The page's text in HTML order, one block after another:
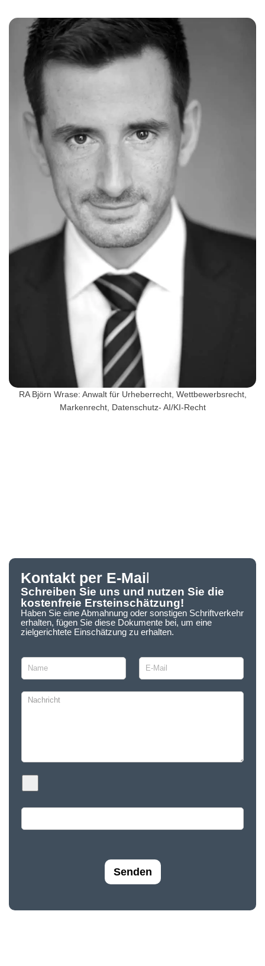
RA Björn Wrase: Anwalt für Urheberrecht, Wettbewerbsrecht,
Markenrecht, Datenschutz- AI/KI-Recht
Kontakt per E-Mail
Schreiben Sie uns und nutzen Sie die
kostenfreie Ersteinschätzung!
Haben Sie eine Abmahnung oder sonstigen Schriftverkehr
erhalten, fügen Sie diese Dokumente bei, um eine
zielgerichtete Einschätzung zu erhalten.
Senden